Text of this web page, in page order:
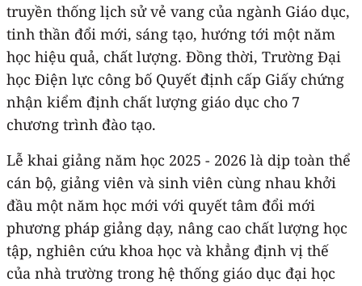
truyền thống lịch sử vẻ vang của ngành Giáo dục,
tinh thần đổi mới, sáng tạo, hướng tới một năm
học hiệu quả, chất lượng. Đồng thời, Trường Đại
học Điện lực công bố Quyết định cấp Giấy chứng
nhận kiểm định chất lượng giáo dục cho 7
chương trình đào tạo.
Lễ khai giảng năm học 2025 - 2026 là dịp toàn thể
cán bộ, giảng viên và sinh viên cùng nhau khởi
đầu một năm học mới với quyết tâm đổi mới
phương pháp giảng dạy, nâng cao chất lượng học
tập, nghiên cứu khoa học và khẳng định vị thế
của nhà trường trong hệ thống giáo dục đại học